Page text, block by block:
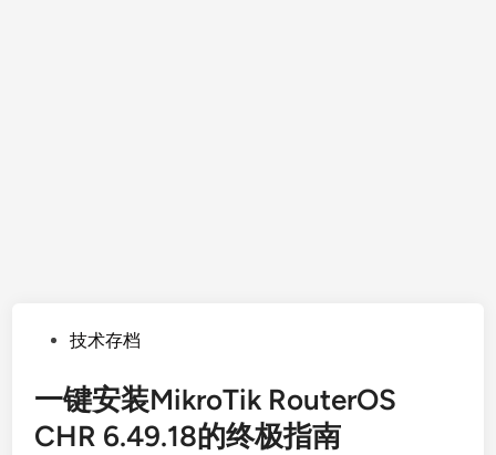
Posted技术存档
一键安装MikroTik RouterOS
CHR 6.49.18的终极指南